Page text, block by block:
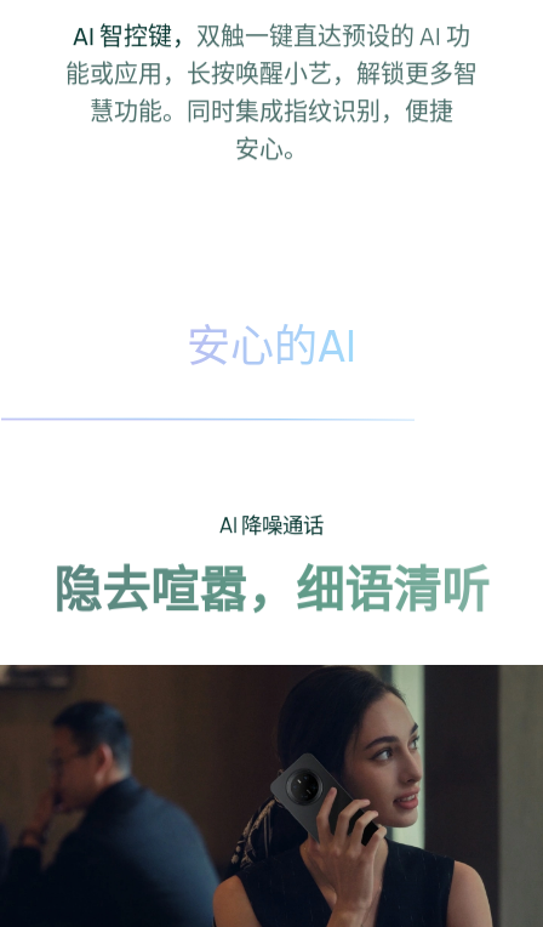
AI 智控键， 双触一键直达预设的 AI 功
能或应用，长按唤醒小艺， 解锁更多智
慧功能。同时集成指纹识别，便捷
安⁠心。
安心的AI
AI 降噪通话
隐去喧嚣，细语清听